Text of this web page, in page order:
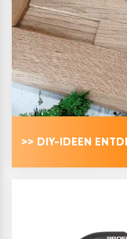
>> DIY-IDEEN